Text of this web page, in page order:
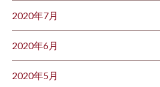
2020年7月
2020年6月
2020年5月